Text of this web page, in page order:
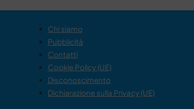
Chi siamo
Pubblicità
Contatti
Cookie Policy (UE)
Disconoscimento
Dichiarazione sulla Privacy (UE)